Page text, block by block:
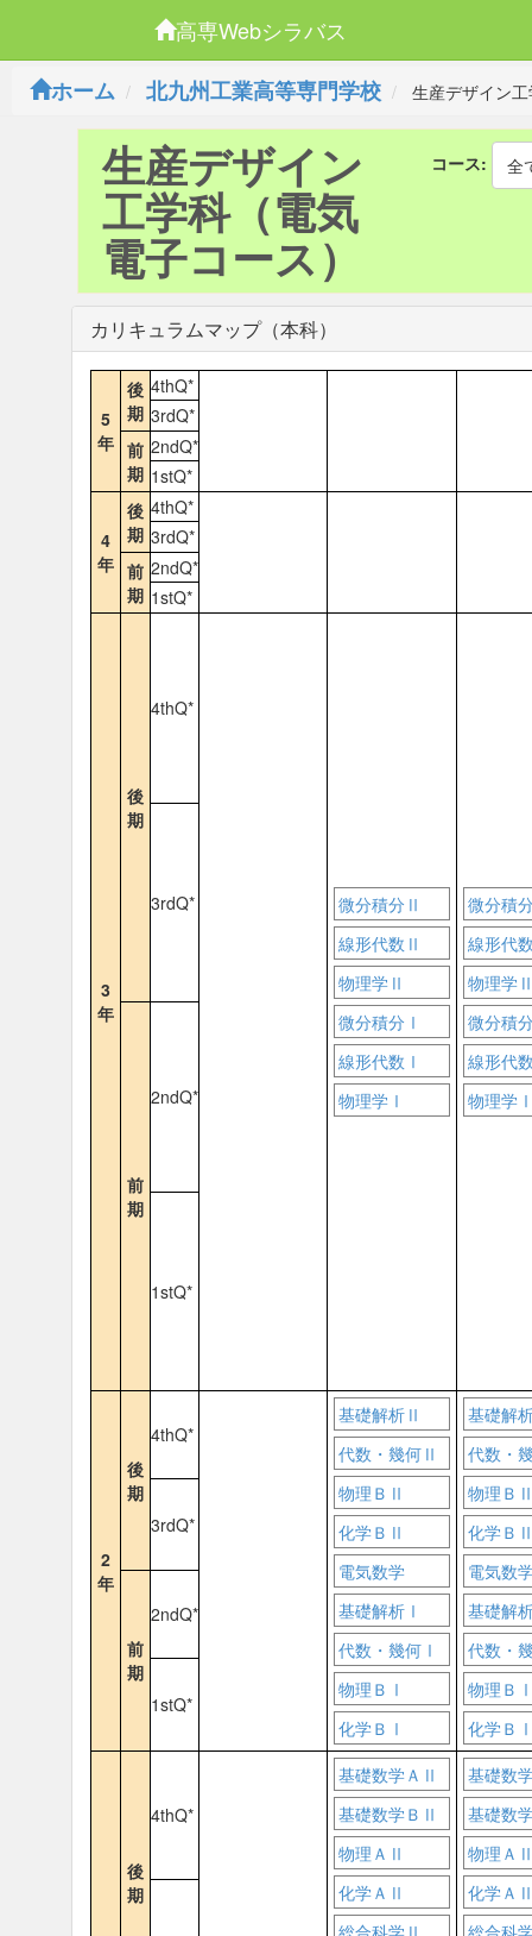
高専Webシラバス
ホーム
北九州工業高等専門学校 生産デザイン
生産デザイン
工学科（電気
電子コース）
コース: 全
カリキュラムマップ（本科）
5
年
後
期
4thQ*
3rdQ*
前
期
2ndQ*
1stQ*
4
年
後
期
4thQ*
3rdQ*
前
期
2ndQ*
1stQ*
3
年
後
期
4thQ*
微分積分Ⅱ
線形代数Ⅱ
物理学Ⅱ
微分積分Ⅰ
線形代数Ⅰ
物理学Ⅰ
微分積
線形代
物理学
微分積
線形代
物理学
3rdQ*
前
期
2ndQ*
1stQ*
2
年
後
期
4thQ*
基礎解析Ⅱ
代数・幾何Ⅱ
物理ＢⅡ
化学ＢⅡ
電気数学
基礎解析Ⅰ
代数・幾何Ⅰ
物理ＢⅠ
化学ＢⅠ
基礎解
代数・
物理Ｂ
化学Ｂ
電気数
基礎解
代数・
物理Ｂ
化学Ｂ
3rdQ*
前
期
2ndQ*
1stQ*
後
期
4thQ*
基礎数学ＡⅡ
基礎数学ＢⅡ
物理ＡⅡ
化学ＡⅡ
総合科学Ⅱ
基礎数
基礎数
物理Ａ
化学Ａ
総合科